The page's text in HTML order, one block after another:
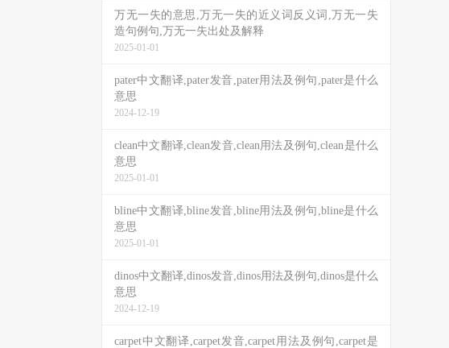
万无一失的意思,万无一失的近义词反义词,万无一失
造句例句,万无一失出处及解释
2025-01-01
pater中文翻译,pater发音,pater用法及例句,pater是什么
意思
2024-12-19
clean中文翻译,clean发音,clean用法及例句,clean是什么
意思
2025-01-01
bline中文翻译,bline发音,bline用法及例句,bline是什么
意思
2025-01-01
dinos中文翻译,dinos发音,dinos用法及例句,dinos是什么
意思
2024-12-19
carpet中文翻译,carpet发音,carpet用法及例句,carpet是